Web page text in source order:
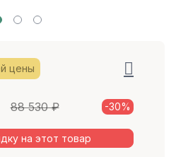
цены
88 530₽ -30%
на этот товар